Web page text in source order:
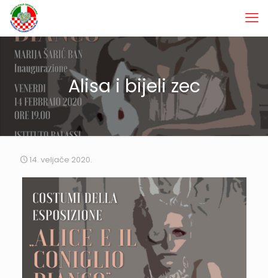
Alisa i bijeli zec
14. veljače 2020.